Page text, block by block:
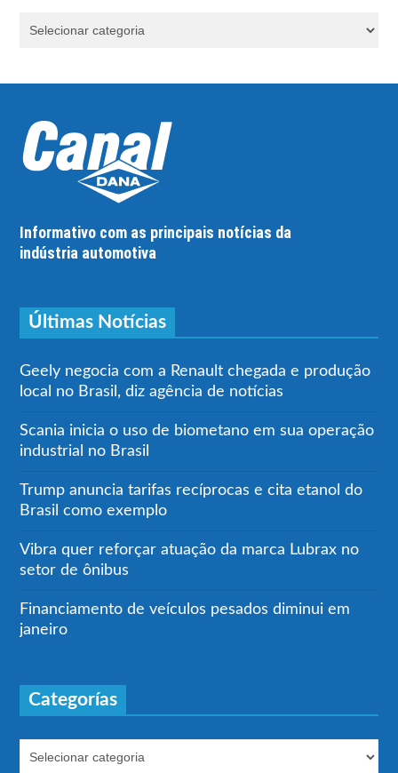
Informativo com as principais notícias da
indústria automotiva
Últimas Notícias
Geely negocia com a Renault chegada e produção
local no Brasil, diz agência de notícias
Scania inicia o uso de biometano em sua operação
industrial no Brasil
Trump anuncia tarifas recíprocas e cita etanol do
Brasil como exemplo
Vibra quer reforçar atuação da marca Lubrax no
setor de ônibus
Financiamento de veículos pesados diminui em
janeiro
Categorías